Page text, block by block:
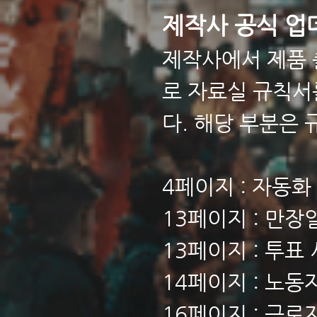
제작사 공식 업
제작사에서 제품
로 자료실 규칙
다. 해당 부분은
4페이지 : 자동
13페이지 : 만장
13페이지 : 투표
14페이지 : 노동